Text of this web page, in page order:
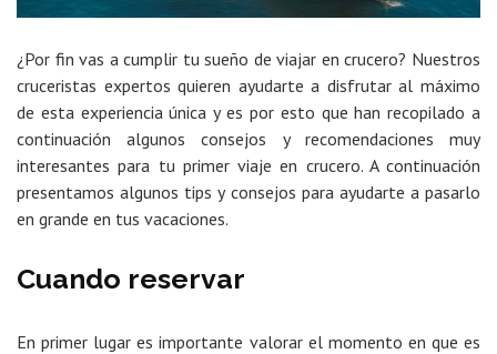
¿Por fin vas a cumplir tu sueño de viajar en crucero? Nuestros
cruceristas expertos quieren ayudarte a disfrutar al máximo
de esta experiencia única y es por esto que han recopilado a
continuación algunos consejos y recomendaciones muy
interesantes para tu primer viaje en crucero. A continuación
presentamos algunos tips y consejos para ayudarte a pasarlo
en grande en tus vacaciones.
Cuando reservar
En primer lugar es importante valorar el momento en que es